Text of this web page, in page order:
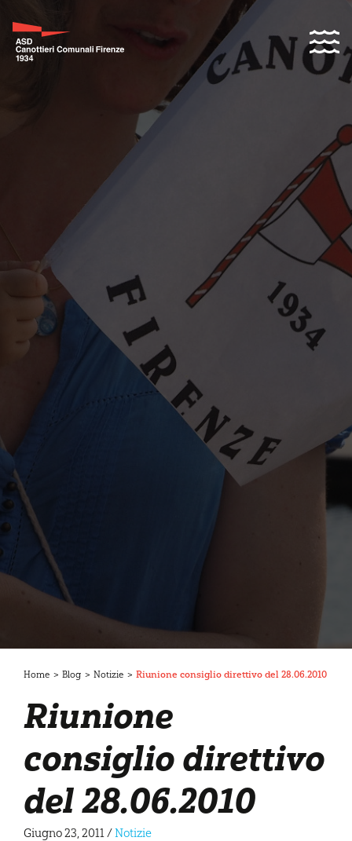
Home > Blog > Notizie > Riunione consiglio direttivo del 28.06.2010
Riunione
consiglio direttivo
del 28.06.2010
Giugno 23, 2011 /Notizie